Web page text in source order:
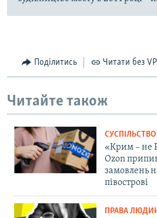
Поділитись Читати без
Читайте також
СУСПІЛЬСТВО
«Крим – не
Ozon
замовлень
півострові
ПРАВА